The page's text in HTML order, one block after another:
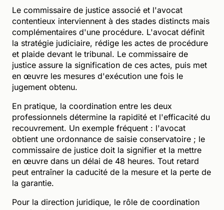
Le commissaire de justice associé et l'avocat
contentieux interviennent à des stades distincts mais
complémentaires d'une procédure. L'avocat définit
la stratégie judiciaire, rédige les actes de procédure
et plaide devant le tribunal. Le commissaire de
justice assure la signification de ces actes, puis met
en œuvre les mesures d'exécution une fois le
jugement obtenu.
En pratique, la coordination entre les deux
professionnels détermine la rapidité et l'efficacité du
recouvrement. Un exemple fréquent : l'avocat
obtient une ordonnance de saisie conservatoire ; le
commissaire de justice doit la signifier et la mettre
en œuvre dans un délai de 48 heures. Tout retard
peut entraîner la caducité de la mesure et la perte de
la garantie.
Pour la direction juridique, le rôle de coordination